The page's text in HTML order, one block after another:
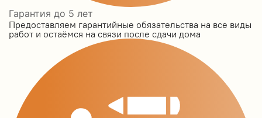
Гарантия до 5 лет
Предоставляем гарантийные обязательства на все виды
работ и остаёмся на связи после сдачи дома